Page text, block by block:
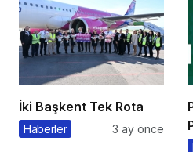
İki Başkent Tek Rota
Haberler 3 ay önce